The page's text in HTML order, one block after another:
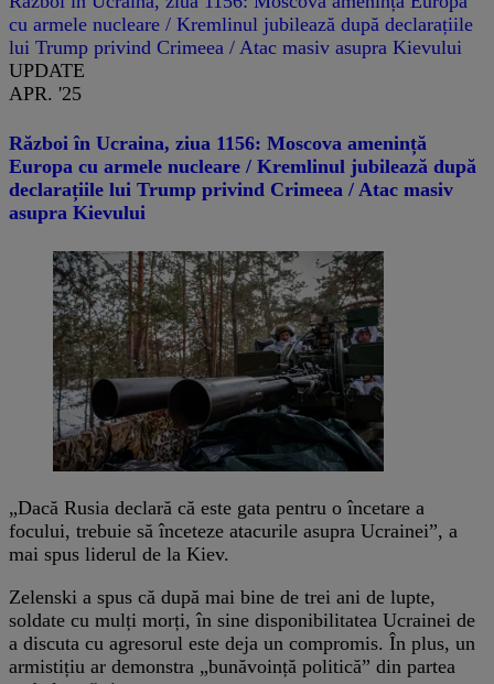
cu armele nucleare / Kremlinul jubilează după declarațiile
lui Trump privind Crimeea / Atac masiv asupra Kievului
UPDATE
APR. '25
Război în Ucraina, ziua 1156: Moscova amenință
Europa cu armele nucleare / Kremlinul jubilează după
declarațiile lui Trump privind Crimeea / Atac masiv
asupra Kievului
„Dacă Rusia declară că este gata pentru o încetare a
focului, trebuie să înceteze atacurile asupra Ucrainei”, a
mai spus liderul de la Kiev.
Zelenski a spus că după mai bine de trei ani de lupte,
soldate cu mulți morți, în sine disponibilitatea Ucrainei de
a discuta cu agresorul este deja un compromis. În plus, un
armistițiu ar demonstra „bunăvoință politică” din partea